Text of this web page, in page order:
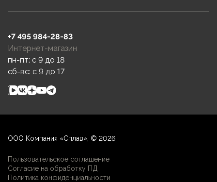
+7 495 984-28-83
Интернет-магазин
пн-пт: c 9 до 18
сб-вс: c 9 до 17
ООО Компания «Сплав», © 2026
Пользовательское соглашение
Согласие на обработку ПД
Политика конфиденциальности